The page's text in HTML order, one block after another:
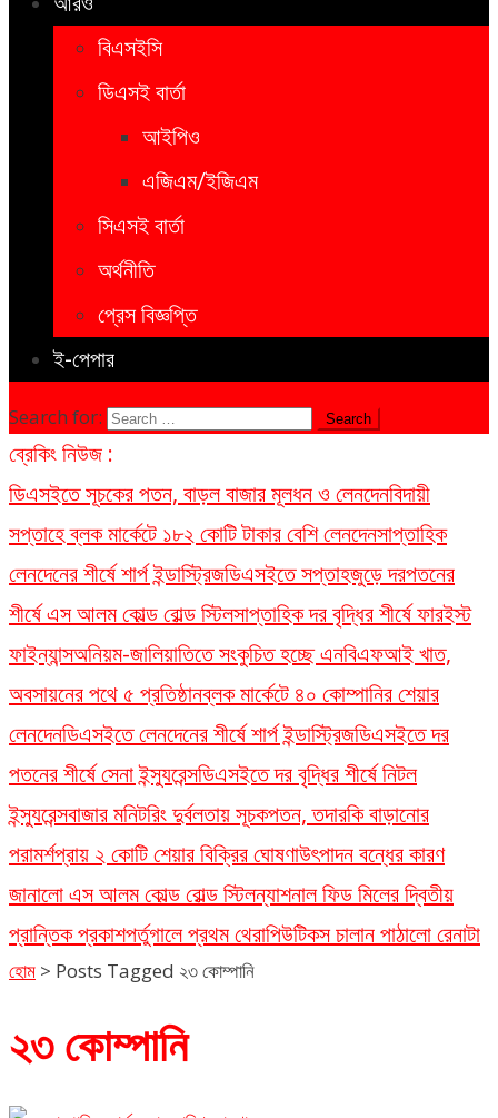
বিএসইসি
ডিএসই বার্তা
আইপিও
এজিএম/ইজিএম
সিএসই বার্তা
অর্থনীতি
প্রেস বিজ্ঞপ্তি
ই-পেপার
Search for:
ব্রেকিং নিউজ :
ডিএসইতে সূচকের পতন, বাড়ল বাজার মূলধন ও লেনদেনবিদায়ী
সপ্তাহে ব্লক মার্কেটে ১৮২ কোটি টাকার বেশি লেনদেনসাপ্তাহিক
লেনদেনের শীর্ষে শার্প ইন্ডাস্ট্রিজডিএসইতে সপ্তাহজুড়ে দরপতনের
শীর্ষে এস আলম কোল্ড রোল্ড স্টিলসাপ্তাহিক দর বৃদ্ধির শীর্ষে ফারইস্ট
ফাইন্যান্সঅনিয়ম-জালিয়াতিতে সংকুচিত হচ্ছে এনবিএফআই খাত,
অবসায়নের পথে ৫ প্রতিষ্ঠানব্লক মার্কেটে ৪০ কোম্পানির শেয়ার
লেনদেনডিএসইতে লেনদেনের শীর্ষে শার্প ইন্ডাস্ট্রিজডিএসইতে দর
পতনের শীর্ষে সেনা ইন্স্যুরেন্সডিএসইতে দর বৃদ্ধির শীর্ষে নিটল
ইন্স্যুরেন্সবাজার মনিটরিং দুর্বলতায় সূচকপতন, তদারকি বাড়ানোর
পরামর্শপ্রায় ২ কোটি শেয়ার বিক্রির ঘোষণাউৎপাদন বন্ধের কারণ
জানালো এস আলম কোল্ড রোল্ড স্টিলন্যাশনাল ফিড মিলের দ্বিতীয়
প্রান্তিক প্রকাশপর্তুগালে প্রথম থেরাপিউটিকস চালান পাঠালো রেনাটা
হোম > Posts Tagged ২৩ কোম্পানি
২৩ কোম্পানি